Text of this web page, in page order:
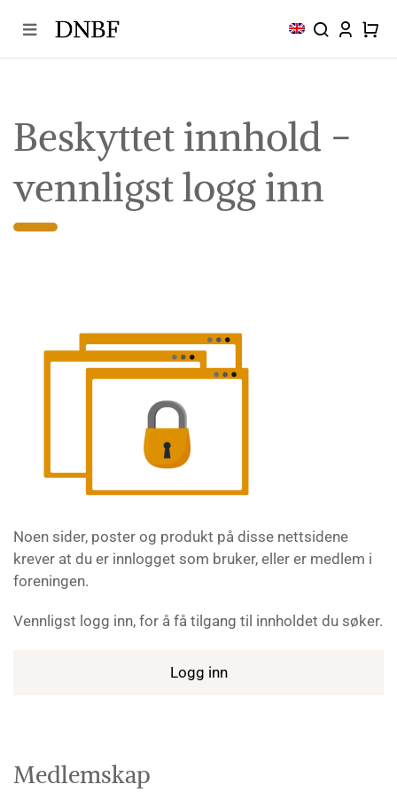
content
Beskyttet innhold −
vennligst logg inn
Noen sider, poster og produkt på disse nettsidene
krever at du er innlogget som bruker, eller er medlem i
foreningen.
Vennligst logg inn, for å få tilgang til innholdet du søker.
Logg inn
Medlemskap